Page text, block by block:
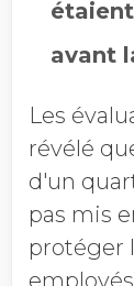
avant
Les
révélé
d'un
pas mis
protéger